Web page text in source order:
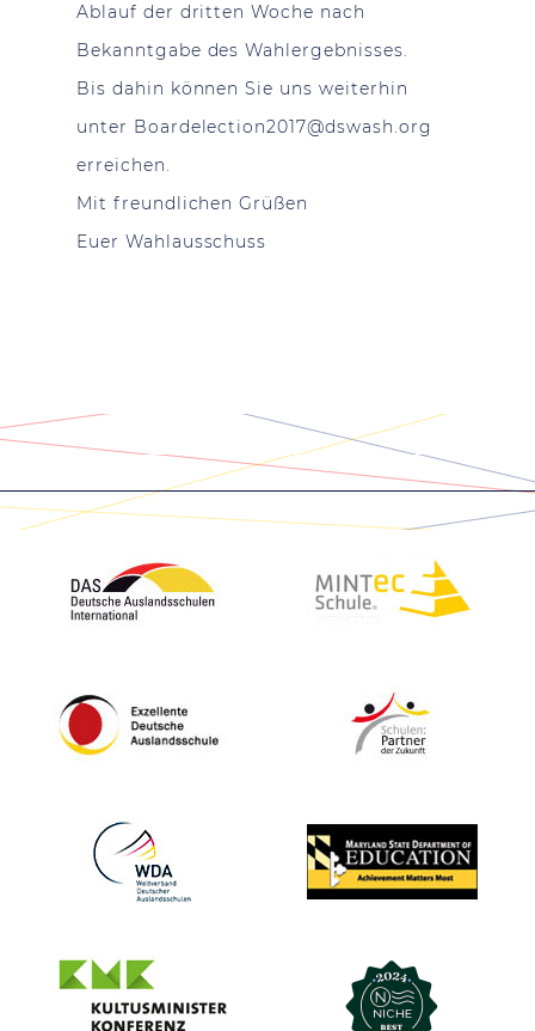
Ablauf der dritten Woche nach
Bekanntgabe des Wahlergebnisses.
Bis dahin können Sie uns weiterhin
unter Boardelection2017@dswash.org
erreichen.
Mit freundlichen Grüßen
Euer Wahlausschuss